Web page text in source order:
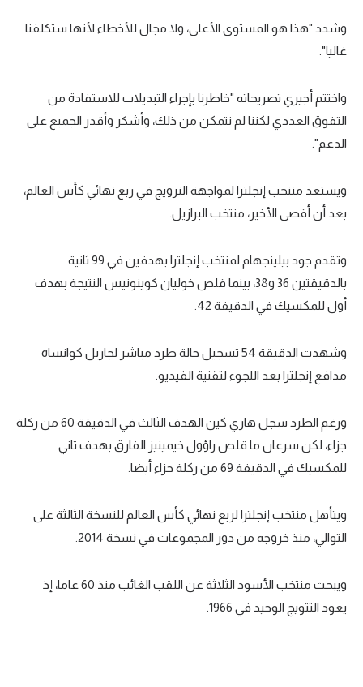
تحقيق في الجول
تحليل في الجول
حكايات في الجول
فيديو في الجول
وشدد "هذا هو المستوى الأعلى، ولا مجال للأخطاء لأنها ستكلفنا
غاليا".
واختتم أجيري تصريحاته "خاطرنا بإجراء التبديلات للاستفادة من
التفوق العددي لكننا لم نتمكن من ذلك، وأشكر وأقدر الجميع على
الدعم".
ويستعد منتخب إنجلترا لمواجهة النرويج في ربع نهائي كأس العالم،
بعد أن أقصى الأخير، منتخب البرازيل.
وتقدم جود بيلينجهام لمنتخب إنجلترا بهدفين في 99 ثانية
بالدقيقتين 36 و38، بينما قلص خوليان كوينونيس النتيجة بهدف
أول للمكسيك في الدقيقة 42.
وشهدت الدقيقة 54 تسجيل حالة طرد مباشر لجاريل كوانساه
مدافع إنجلترا بعد اللجوء لتقنية الفيديو.
ورغم الطرد سجل هاري كين الهدف الثالث في الدقيقة 60 من ركلة
جزاء، لكن سرعان ما قلص راؤول خيمينيز الفارق بهدف ثاني
للمكسيك في الدقيقة 69 من ركلة جزاء أيضا.
ويتأهل منتخب إنجلترا لربع نهائي كأس العالم للنسخة الثالثة على
التوالي، منذ خروجه من دور المجموعات في نسخة 2014.
ويبحث منتخب الأسود الثلاثة عن اللقب الغائب منذ 60 عاما، إذ
يعود التتويج الوحيد في 1966.